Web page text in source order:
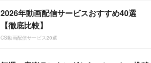
2026年動画配信サービスおすすめ40選
【徹底比較】
CS動画配信サービス20選